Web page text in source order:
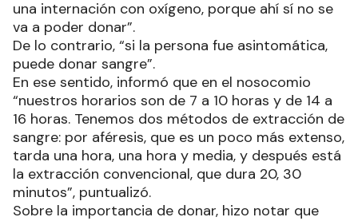
una internación con oxígeno, porque ahí sí no se
va a poder donar”.
De lo contrario, “si la persona fue asintomática,
puede donar sangre”.
En ese sentido, informó que en el nosocomio
“nuestros horarios son de 7 a 10 horas y de 14 a
16 horas. Tenemos dos métodos de extracción de
sangre: por aféresis, que es un poco más extenso,
tarda una hora, una hora y media, y después está
la extracción convencional, que dura 20, 30
minutos”, puntualizó.
Sobre la importancia de donar, hizo notar que